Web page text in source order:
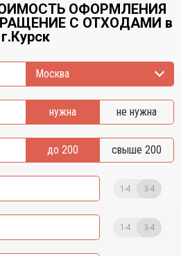
ОФОРМЛЕНИЯ
С ОТХОДАМИ в
г.Курск
Москва
нужна не нужна
до 200 свыше 200
1-4 3-4
1-4 3-4